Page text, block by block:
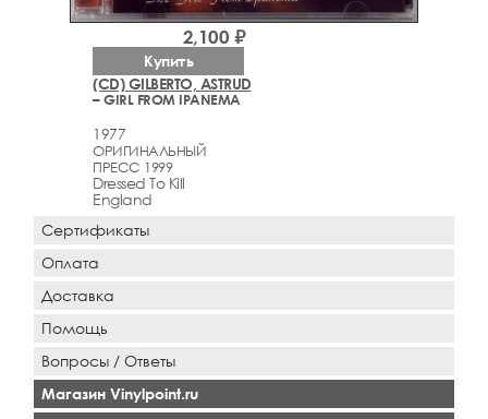
(CD) GILBERTO, ASTRUD
– GIRL FROM IPANEMA
1977
ОРИГИНАЛЬНЫЙ
ПРЕСС 1999
Dressed To Kill
England
2,100 ₽
Купить
Сертификаты
Оплата
Доставка
Помощь
Вопросы / Ответы
Магазин Vinylpoint.ru